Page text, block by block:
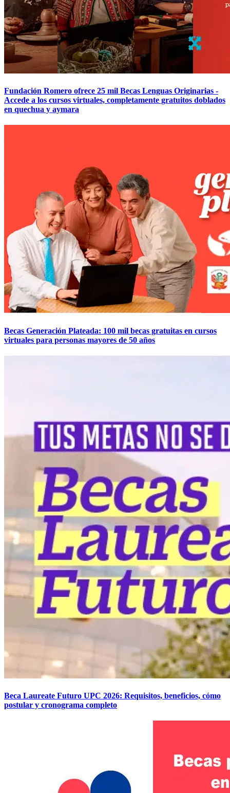
Fundación Romero ofrece 25 mil Becas Lenguas Originarias -
Accede a los cursos virtuales, completamente gratuitos doblados
en quechua y aymara
Becas Generación Plateada: 100 mil becas gratuitas en cursos
virtuales para personas mayores de 50 años
Beca Laureate Futuro UPC 2026: Requisitos, beneficios, cómo
postular y cronograma completo